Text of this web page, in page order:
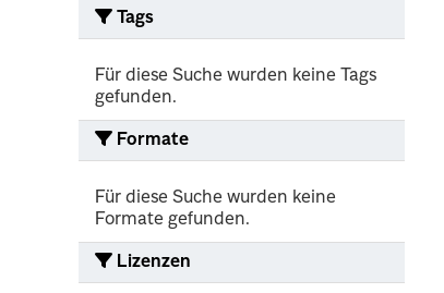
Tags
Für diese Suche wurden keine Tags
gefunden.
Formate
Für diese Suche wurden keine
Formate gefunden.
Lizenzen